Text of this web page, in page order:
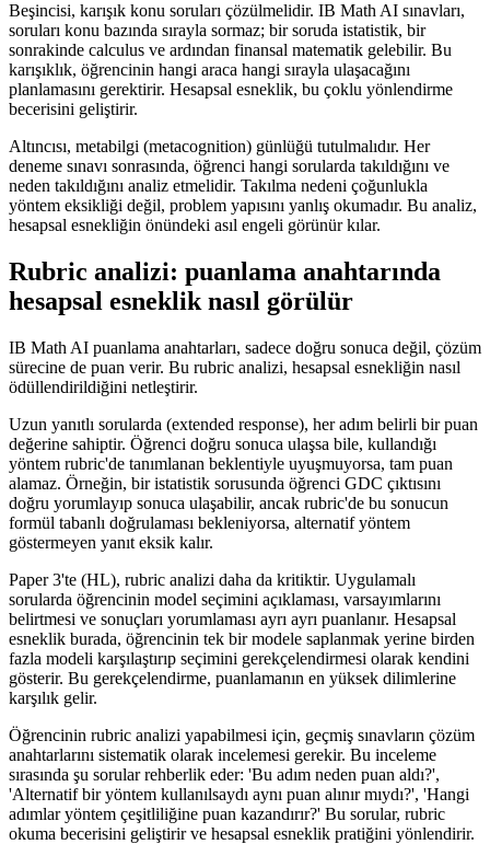
Beşincisi, karışık konu soruları çözülmelidir. IB Math AI sınavları,
soruları konu bazında sırayla sormaz; bir soruda istatistik, bir
sonrakinde calculus ve ardından finansal matematik gelebilir. Bu
karışıklık, öğrencinin hangi araca hangi sırayla ulaşacağını
planlamasını gerektirir. Hesapsal esneklik, bu çoklu yönlendirme
becerisini geliştirir.
Altıncısı, metabilgi (metacognition) günlüğü tutulmalıdır. Her
deneme sınavı sonrasında, öğrenci hangi sorularda takıldığını ve
neden takıldığını analiz etmelidir. Takılma nedeni çoğunlukla
yöntem eksikliği değil, problem yapısını yanlış okumadır. Bu analiz,
hesapsal esnekliğin önündeki asıl engeli görünür kılar.
Rubric analizi: puanlama anahtarında
hesapsal esneklik nasıl görülür
IB Math AI puanlama anahtarları, sadece doğru sonuca değil, çözüm
sürecine de puan verir. Bu rubric analizi, hesapsal esnekliğin nasıl
ödüllendirildiğini netleştirir.
Uzun yanıtlı sorularda (extended response), her adım belirli bir puan
değerine sahiptir. Öğrenci doğru sonuca ulaşsa bile, kullandığı
yöntem rubric'de tanımlanan beklentiyle uyuşmuyorsa, tam puan
alamaz. Örneğin, bir istatistik sorusunda öğrenci GDC çıktısını
doğru yorumlayıp sonuca ulaşabilir, ancak rubric'de bu sonucun
formül tabanlı doğrulaması bekleniyorsa, alternatif yöntem
göstermeyen yanıt eksik kalır.
Paper 3'te (HL), rubric analizi daha da kritiktir. Uygulamalı
sorularda öğrencinin model seçimini açıklaması, varsayımlarını
belirtmesi ve sonuçları yorumlaması ayrı ayrı puanlanır. Hesapsal
esneklik burada, öğrencinin tek bir modele saplanmak yerine birden
fazla modeli karşılaştırıp seçimini gerekçelendirmesi olarak kendini
gösterir. Bu gerekçelendirme, puanlamanın en yüksek dilimlerine
karşılık gelir.
Öğrencinin rubric analizi yapabilmesi için, geçmiş sınavların çözüm
anahtarlarını sistematik olarak incelemesi gerekir. Bu inceleme
sırasında şu sorular rehberlik eder: 'Bu adım neden puan aldı?',
'Alternatif bir yöntem kullanılsaydı aynı puan alınır mıydı?', 'Hangi
adımlar yöntem çeşitliliğine puan kazandırır?' Bu sorular, rubric
okuma becerisini geliştirir ve hesapsal esneklik pratiğini yönlendirir.